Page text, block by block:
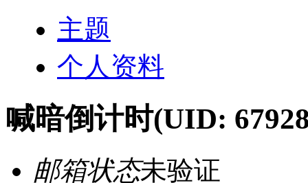
主题
个人资料
喊暗倒计时(UID:
邮箱状态未验证